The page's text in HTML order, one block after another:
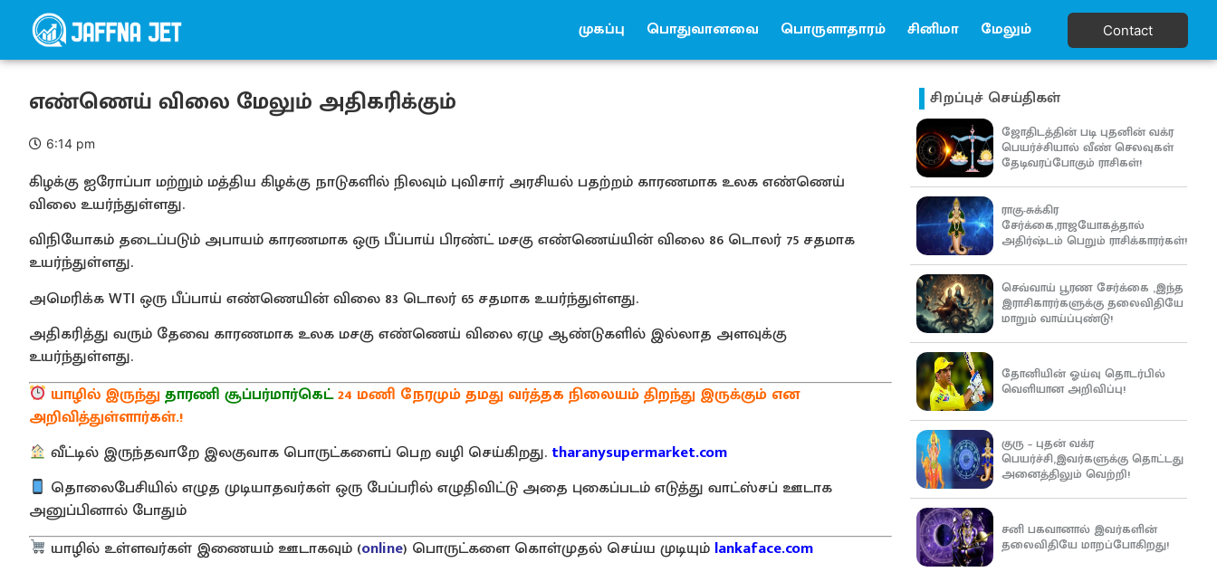
முகப்பு பொதுவானவை பொருளாதாரம் சினிமா மேலும் Contact
எண்ணெய் விலை மேலும் அதிகரிக்கும்
6:14 pm
கிழக்கு ஐரோப்பா மற்றும் மத்திய கிழக்கு நாடுகளில் நிலவும் புவிசார் அரசியல் பதற்றம் காரணமாக உலக எண்ணெய்
விலை உயர்ந்துள்ளது.
விநியோகம் தடைப்படும் அபாயம் காரணமாக ஒரு பீப்பாய் பிரண்ட் மசகு எண்ணெய்யின் விலை 86 டொலர் 75 சதமாக
உயர்ந்துள்ளது.
அமெரிக்க WTI ஒரு பீப்பாய் எண்ணெயின் விலை 83 டொலர் 65 சதமாக உயர்ந்துள்ளது.
அதிகரித்து வரும் தேவை காரணமாக உலக மசகு எண்ணெய் விலை ஏழு ஆண்டுகளில் இல்லாத அளவுக்கு
உயர்ந்துள்ளது.
யாழில் இருந்துதாரணி சூப்பர்மார்கெட்24 மணி நேரமும் தமது வர்த்தக நிலையம் திறந்து இருக்கும் என
அறிவித்துள்ளார்கள்.!
வீட்டில் இருந்தவாறே இலகுவாக பொருட்களைப் பெற வழி செய்கிறது. tharanysupermarket.com
தொலைபேசியில் எழுத முடியாதவர்கள் ஒரு பேப்பரில் எழுதிவிட்டு அதை புகைப்படம் எடுத்து வாட்ஸ்சப் ஊடாக
அனுப்பினால் போதும்
யாழில் உள்ளவர்கள் இணையம் ஊடாகவும் (online) பொருட்களை கொள்முதல் செய்ய முடியும் lankaface.com
சிறப்புச் செய்திகள்
ஜோதிடத்தின் படி புதனின் வக்ர
பெயர்ச்சியால் வீண் செலவுகள்
தேடிவரப்போகும் ராசிகள்!
ராகு-சுக்கிர
சேர்க்கை,ராஜயோகத்தால்
அதிர்ஷ்டம் பெறும் ராசிக்காரர்கள்!
செவ்வாய் பூரண சேர்க்கை ,இந்த
இராசிகாரர்களுக்கு தலைவிதியே
மாறும் வாய்ப்புண்டு!
தோனியின் ஓய்வு தொடர்பில்
வெளியான அறிவிப்பு!
குரு – புதன் வக்ர
பெயர்ச்சி,இவர்களுக்கு தொட்டது
அனைத்திலும் வெற்றி!
சனி பகவானால் இவர்களின்
தலைவிதியே மாறப்போகிறது!